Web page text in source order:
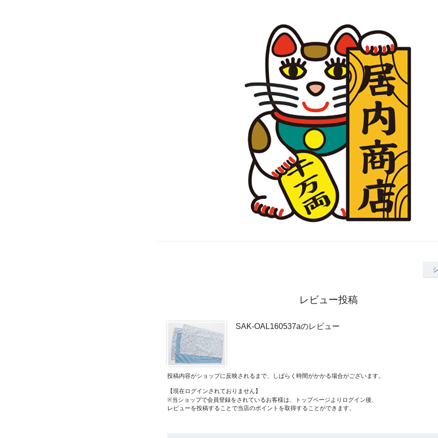
レビュー投稿
SAK-OAL160537aのレビュー
投稿内容がショップに反映されるまで、しばらく時間がかかる場合がございます。
【現在ログインされておりません】
※当ショップで会員登録をされているお客様は、トップページよりログイン後、
レビューを投稿することで当店のポイントを取得することができます。